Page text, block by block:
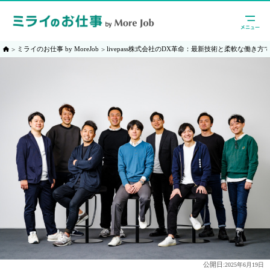
ミライのお仕事 by MoreJob livepass株式会社のDX革命：最新技術と柔軟な働き方
公開日:2025年6月19日